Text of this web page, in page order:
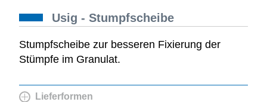
Usig - Stumpfscheibe
Stumpfscheibe zur besseren Fixierung der
Stümpfe im Granulat.
Lieferformen